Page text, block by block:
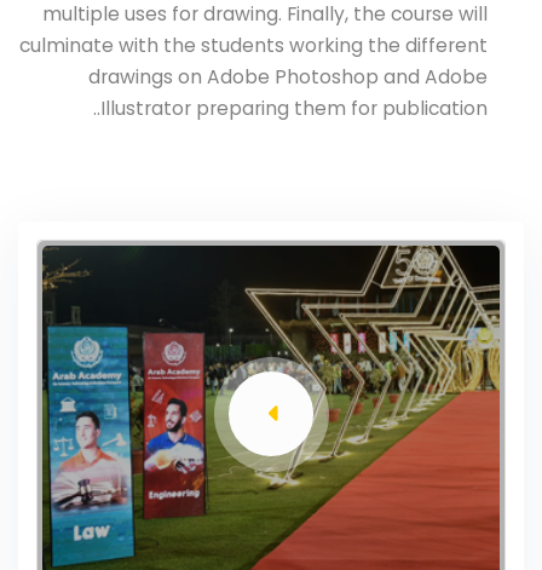
multiple uses for drawing. Finally, the course will
culminate with the students working the different
drawings on Adobe Photoshop and Adobe
Illustrator preparing them for publication..